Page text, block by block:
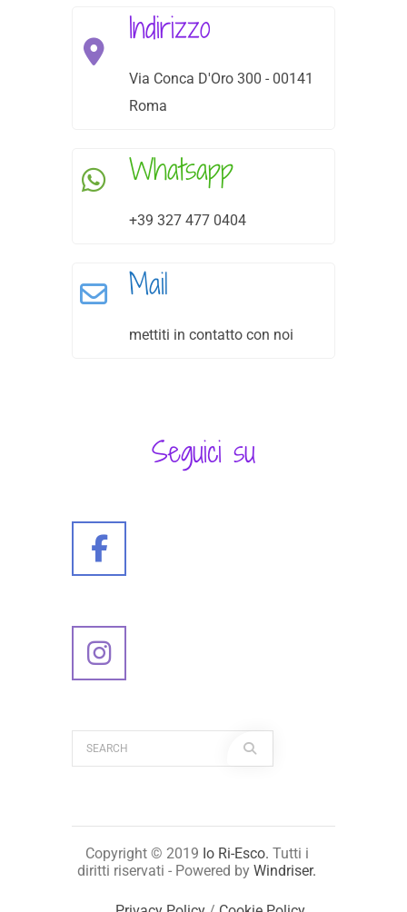
Indirizzo
Via Conca D'Oro 300 - 00141
Roma
Whatsapp
+39 327 477 0404
Mail
mettiti in contatto con noi
Seguici su
Copyright © 2019 Io Ri-Esco. Tutti i
diritti riservati - Powered by Windriser.